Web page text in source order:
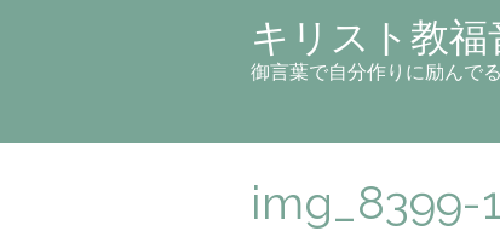
キリスト教
御言葉で自分作りに励んで
img_8399-